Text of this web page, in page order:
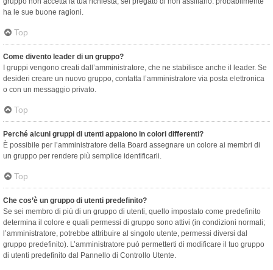
ha le sue buone ragioni.
Top
Come divento leader di un gruppo?
I gruppi vengono creati dall’amministratore, che ne stabilisce anche il leader. Se
desideri creare un nuovo gruppo, contatta l’amministratore via posta elettronica
o con un messaggio privato.
Top
Perché alcuni gruppi di utenti appaiono in colori differenti?
È possibile per l’amministratore della Board assegnare un colore ai membri di
un gruppo per rendere più semplice identificarli.
Top
Che cos’è un gruppo di utenti predefinito?
Se sei membro di più di un gruppo di utenti, quello impostato come predefinito
determina il colore e quali permessi di gruppo sono attivi (in condizioni normali;
l’amministratore, potrebbe attribuire al singolo utente, permessi diversi dal
gruppo predefinito). L’amministratore può permetterti di modificare il tuo gruppo
di utenti predefinito dal Pannello di Controllo Utente.